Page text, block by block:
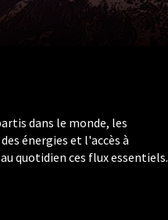
dans le monde, les
énergies et l'accès à
quotidien ces flux essentiels.